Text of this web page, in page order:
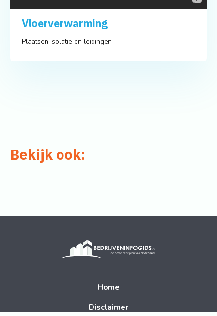
Vloerverwarming
Plaatsen isolatie en leidingen
Bekijk ook:
Home
Disclaimer